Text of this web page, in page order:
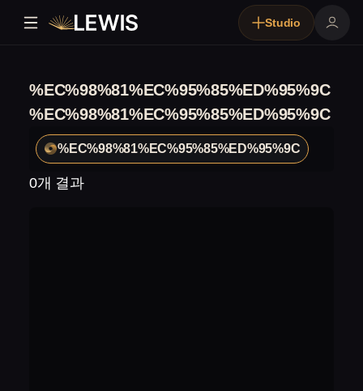
Studio
%EC%98%81%EC%95%85%ED%95%9C
%EC%98%81%EC%95%85%ED%95%9C
%EC%98%81%EC%95%85%ED%95%9C
0개 결과